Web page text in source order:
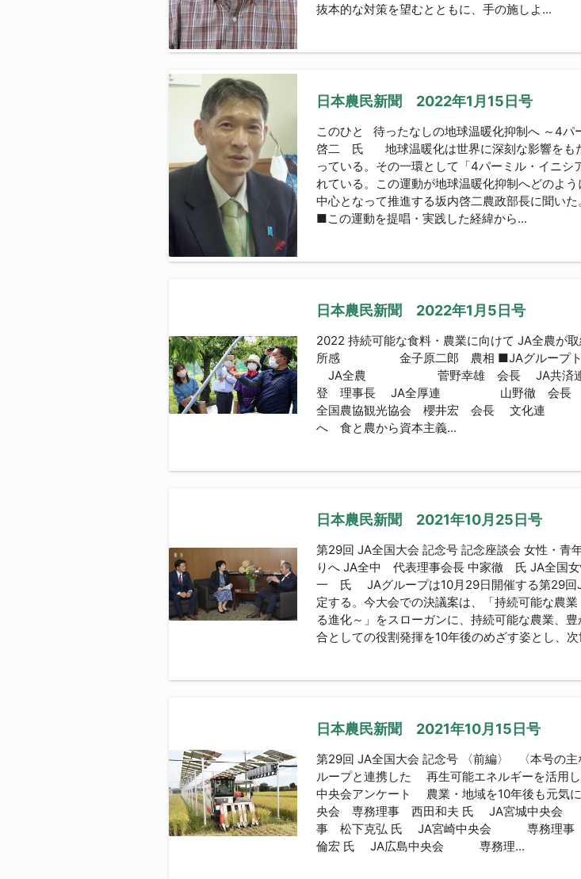
抜本的な対策を望むとともに、手の施しよ...
日本農民新聞 2022年1月15日号
このひと 待ったなしの地球温暖化抑制へ ～4
啓二 氏 地球温暖化は世界に深刻な影響をも
っている。その一環として「4パーミル・イニ
れている。この運動が地球温暖化抑制へどのよ
中心となって推進する坂内啓二農政部長に聞い
■この運動を提唱・実践した経緯から...
日本農民新聞 2022年1月5日号
2022 持続可能な食料・農業に向けて JA全農
所感 金子原二郎 農相 ■JAグルー
JA全農 菅野幸雄 会長 JA共済
登 理事長 JA全厚連 山野徹 会長
全国農協観光協会 櫻井宏 会長 文化連
へ 食と農から資本主義...
日本農民新聞 2021年10月25日号
第29回 JA全国大会 記念号 記念座談会 女性・青
りへ JA全中 代表理事会長 中家徹 氏 JA全
一 氏 JAグループは10月29日開催する第29回
定する。今大会での決議案は、「持続可能な農
る進化～」をスローガンに、持続可能な農業、
合としての役割発揮を10年後のめざす姿とし、
日本農民新聞 2021年10月15日号
第29回 JA全国大会 記念号 〈前編〉 〈本号の
ループと連携した 再生可能エネルギーを活用
中央会アンケート 農業・地域を10年後も元気
央会 専務理事 西田和夫 氏 JA宮城中
事 松下克弘 氏 JA宮崎中央会 専務理事
倫宏 氏 JA広島中央会 専務理...